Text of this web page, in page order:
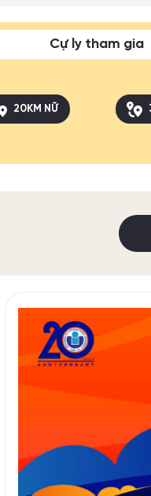
Cự ly tham gia
20KM NỮ